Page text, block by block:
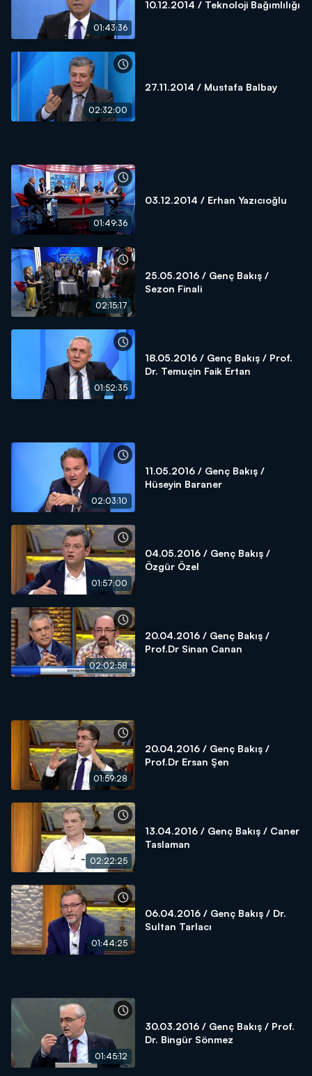
01:43:36
10.12.2014 / Teknoloji Bağımlılığı
02:32:00
27.11.2014 / Mustafa Balbay
01:49:36
03.12.2014 / Erhan Yazıcıoğlu
02:15:17
25.05.2016 / Genç Bakış /
Sezon Finali
01:52:35
18.05.2016 / Genç Bakış / Prof.
Dr. Temuçin Faik Ertan
02:03:10
11.05.2016 / Genç Bakış /
Hüseyin Baraner
01:57:00
04.05.2016 / Genç Bakış /
Özgür Özel
02:02:58
20.04.2016 / Genç Bakış /
Prof.Dr Sinan Canan
01:59:28
20.04.2016 / Genç Bakış /
Prof.Dr Ersan Şen
02:22:25
13.04.2016 / Genç Bakış / Caner
Taslaman
01:44:25
06.04.2016 / Genç Bakış / Dr.
Sultan Tarlacı
01:45:12
30.03.2016 / Genç Bakış / Prof.
Dr. Bingür Sönmez